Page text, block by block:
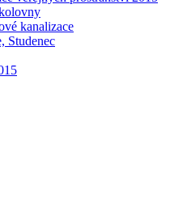
kanalizace
Studenec